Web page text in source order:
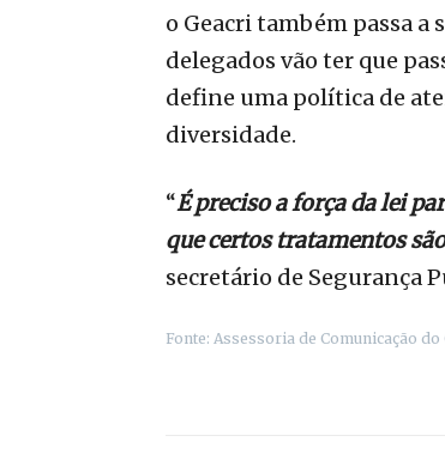
o Geacri também passa a
delegados vão ter que
define uma política de
diversidade.
“É preciso a força da lei
que certos tratamentos
secretário de Segurança
Fonte: Assessoria de Comunicação